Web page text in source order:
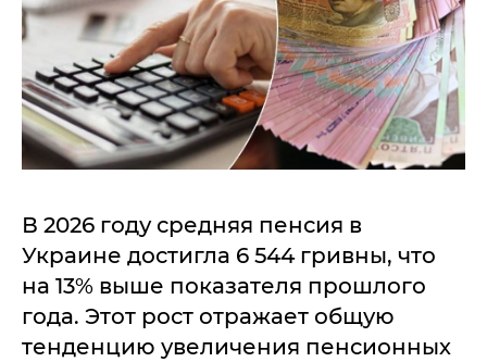
В 2026 году средняя пенсия в
Украине достигла 6 544 гривны, что
на 13% выше показателя прошлого
года. Этот рост отражает общую
тенденцию увеличения пенсионных